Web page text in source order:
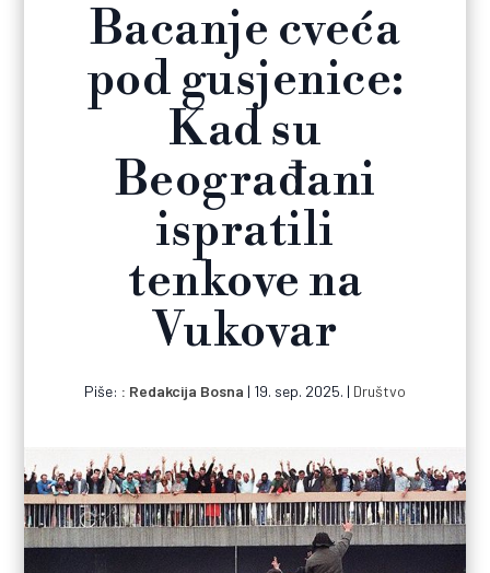
Bacanje cveća
pod gusjenice:
Kad su
Beograđani
ispratili
tenkove na
Vukovar
Piše: Redakcija Bosna | 19. sep. 2025. | Društvo